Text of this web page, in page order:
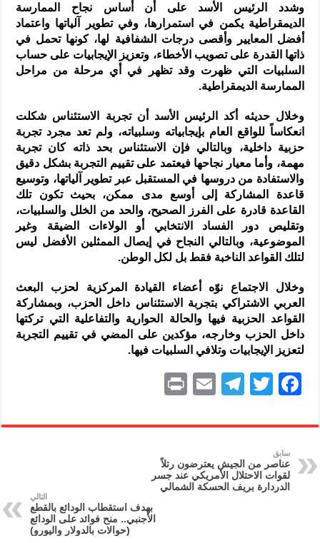
وشدد الرئيس الأسد على أن أساس نجاح الممارسة
الديمقراطية يكمن في استمرارها، وفي تطوير آلياتها واعتماد
أفضل المعايير وأقصى درجات الشفافية لها، كونها تحمل في
ذاتها القدرة على تصويب الأخطاء، وتعزيز الإيجابيات على حساب
السلبيات التي ظهرت وقد تظهر في أي مرحلة من مراحل
الممارسة الديمقراطية.
وخلال حديثه أكد الرئيس الأسد أن تجربة الاستئناس شكلت
انعكاساً للواقع العام بإيجابياته وسلبياته، ولم تعد مجرد تجربة
حزبية داخلية، وبالتالي فإن الاستئناس بحد ذاته كان تجربة
مهمة، وأما معيار نجاحها فيعتمد على تقييم التجربة بشكل دقيق
والاستفادة من دروسها في المستقبل عبر تطوير آلياتها، وتوسيع
قاعدة المشاركة إلى أوسع مدى ممكن، بحيث تكون تلك
القاعدة قادرة على الفرز الصحيح، والحد من الخلل والسلبيات،
وتقليص دور الفساد الانتخابي أو الولاءات الضيقة وغير
الموضوعية، وبالتالي النجاح في إيصال الممثلين الأفضل ليس
لتلك القواعد الناخبة فقط بل لكل الوطن.
وخلال الاجتماع نوّه أعضاء القيادة المركزية لحزب البعث
العربي الاشتراكي بتجربة الاستئناس داخل الحزب، وبمشاركة
القواعد الحزبية فيها والحالة الحوارية والتفاعلية التي تركتها
داخل الحزب وخارجه، مؤكدين على المضي في تقييم التجربة
لتعزيز الإيجابيات وتلافي السلبيات فيها.
F
c
e
b
o
T
itt
er
T
e
a
m
E
ai
nt
سابق
عناصر من الجيش يعترضون رتلاً
لقوات الاحتلال الأمريكي عند جسر
الدردارة بريف الحسكة الشمالي
التالي
بهدف استقطاب الودائع بالقطع
الأجنبي.. منح فوائد على الودائع
(حوالات بالدولار واليورو)